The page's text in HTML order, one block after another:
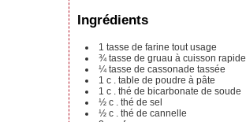
Ingrédients
1 tasse de farine tout usage
¾ tasse de gruau à cuisson rapide
¼ tasse de cassonade tassée
1 c
. table de poudre à pâte
1 c
. thé de bicarbonate de soude
½ c
. thé de sel
½ c
. thé de cannelle